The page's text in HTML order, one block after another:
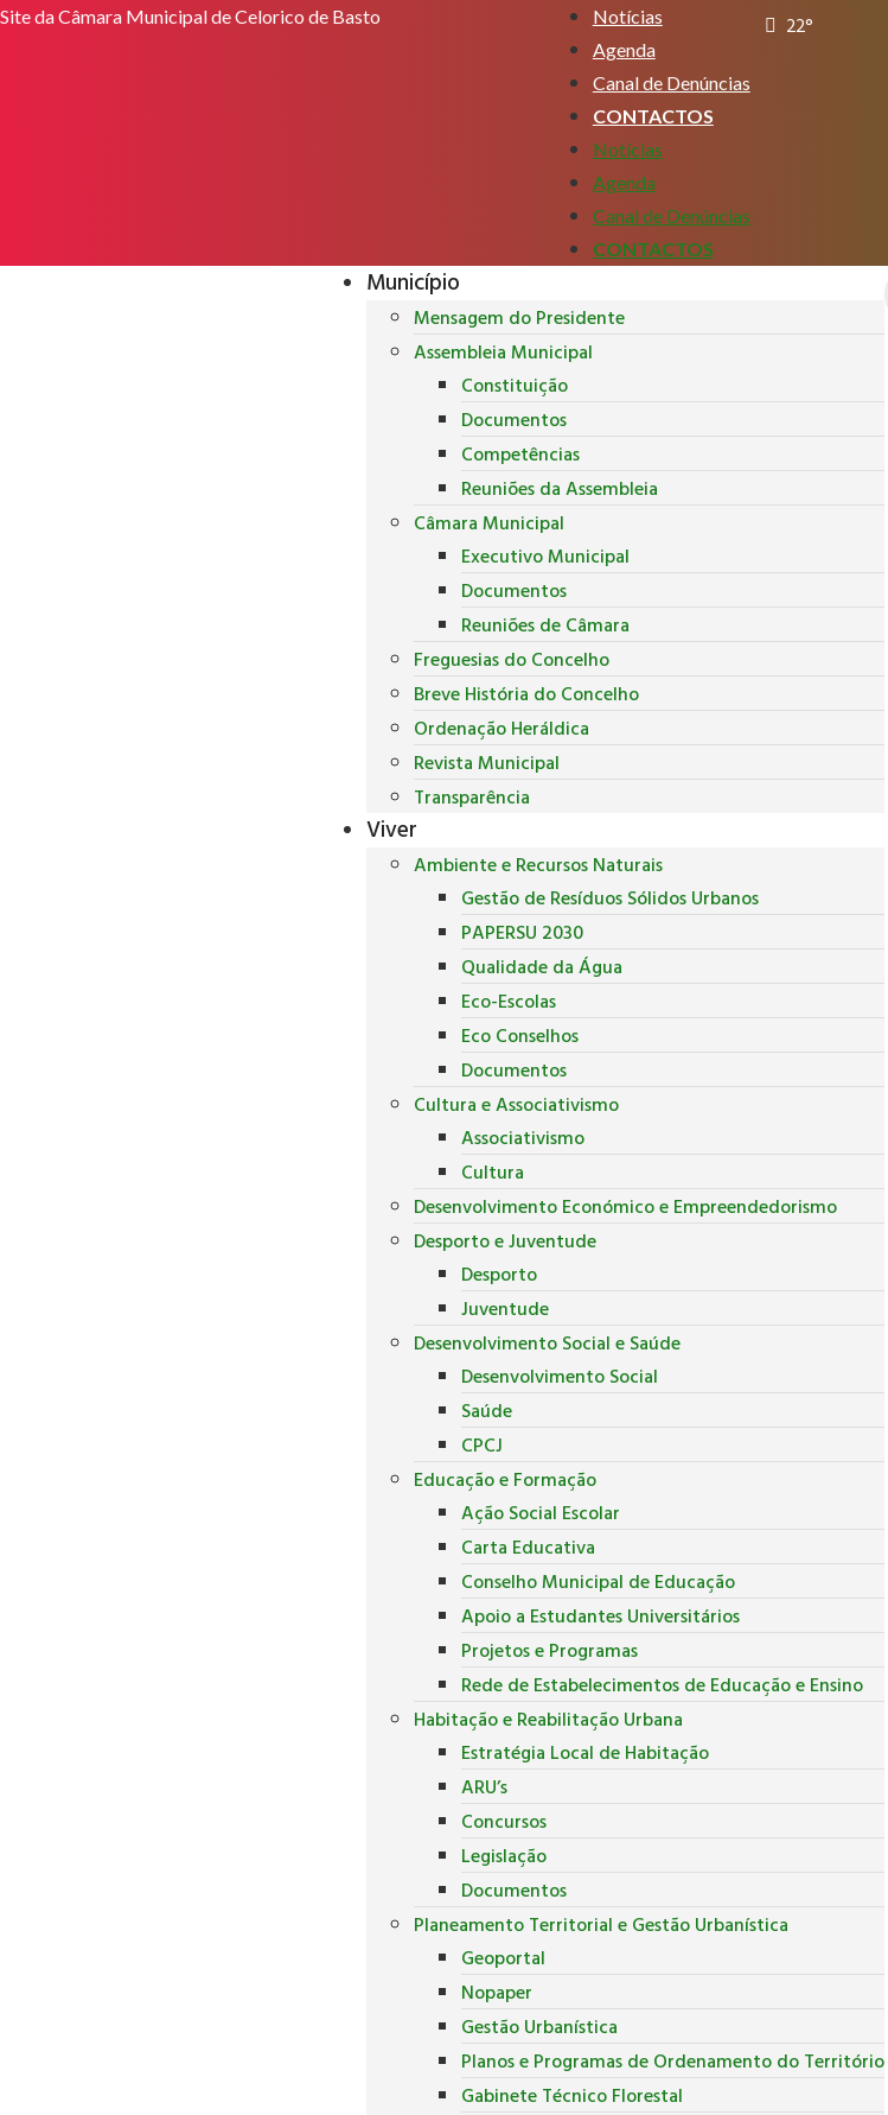
Site da Câmara Municipal de Celorico de Basto
Notícias
Agenda
Canal de Denúncias
CONTACTOS
Notícias
Agenda
Canal de Denúncias
CONTACTOS
22°
Município
Mensagem do Presidente
Assembleia Municipal
Constituição
Documentos
Competências
Reuniões da Assembleia
Câmara Municipal
Executivo Municipal
Documentos
Reuniões de Câmara
Freguesias do Concelho
Breve História do Concelho
Ordenação Heráldica
Revista Municipal
Transparência
Viver
Ambiente e Recursos Naturais
Gestão de Resíduos Sólidos Urbanos
PAPERSU 2030
Qualidade da Água
Eco-Escolas
Eco Conselhos
Documentos
Cultura e Associativismo
Associativismo
Cultura
Desenvolvimento Económico e Empreendedorismo
Desporto e Juventude
Desporto
Juventude
Desenvolvimento Social e Saúde
Desenvolvimento Social
Saúde
CPCJ
Educação e Formação
Ação Social Escolar
Carta Educativa
Conselho Municipal de Educação
Apoio a Estudantes Universitários
Projetos e Programas
Rede de Estabelecimentos de Educação e Ensino
Habitação e Reabilitação Urbana
Estratégia Local de Habitação
ARU’s
Concursos
Legislação
Documentos
Planeamento Territorial e Gestão Urbanística
Geoportal
Nopaper
Gestão Urbanística
Planos e Programas de Ordenamento do Território
Gabinete Técnico Florestal